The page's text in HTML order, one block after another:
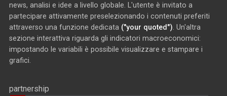
news, analisi e idee a livello globale. L'utente è invitato a
partecipare attivamente preselezionando i contenuti preferiti
attraverso una funzione dedicata ("your quoted") . Un'altra
sezione interattiva riguarda gli indicatori macroeconomici:
impostando le variabili è possibile visualizzare e stampare i
grafici.
partnership